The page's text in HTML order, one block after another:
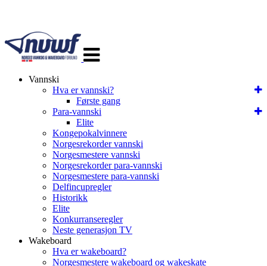
navigasjon
Vannski
Hva er vannski?
Første gang
Para-vannski
Elite
Kongepokalvinnere
Norgesrekorder vannski
Norgesmestere vannski
Norgesrekorder para-vannski
Norgesmestere para-vannski
Delfincupregler
Historikk
Elite
Konkurranseregler
Neste generasjon TV
Wakeboard
Hva er wakeboard?
Norgesmestere wakeboard og wakeskate